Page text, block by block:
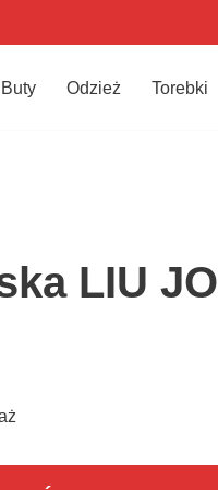
Buty Odzież Torebki
LIU JO